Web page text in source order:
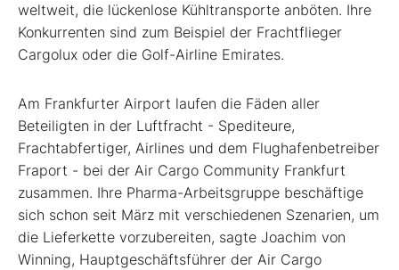
weltweit, die lückenlose Kühltransporte anböten. Ihre
Konkurrenten sind zum Beispiel der Frachtflieger
Cargolux oder die Golf-Airline Emirates.
Am Frankfurter Airport laufen die Fäden aller
Beteiligten in der Luftfracht - Spediteure,
Frachtabfertiger, Airlines und dem Flughafenbetreiber
Fraport - bei der Air Cargo Community Frankfurt
zusammen. Ihre Pharma-Arbeitsgruppe beschäftige
sich schon seit März mit verschiedenen Szenarien, um
die Lieferkette vorzubereiten, sagte Joachim von
Winning, Hauptgeschäftsführer der Air Cargo